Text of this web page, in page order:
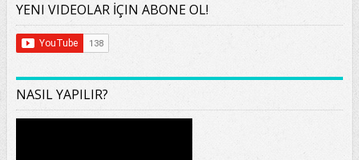
YENI VIDEOLAR İÇIN ABONE OL!
NASIL YAPILIR?